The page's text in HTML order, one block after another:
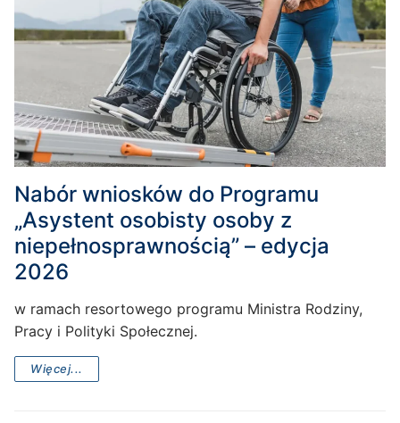
Nabór wniosków do Programu
„Asystent osobisty osoby z
niepełnosprawnością” – edycja
2026
w ramach resortowego programu Ministra Rodziny,
Pracy i Polityki Społecznej.
Więcej...